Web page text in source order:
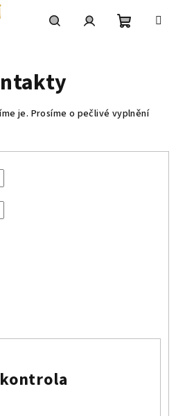
je. Prosíme o pečlivé vyplnění